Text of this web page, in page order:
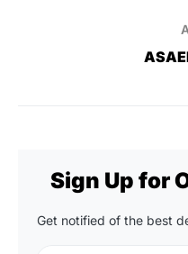
Sign Up for
Get notified of the best